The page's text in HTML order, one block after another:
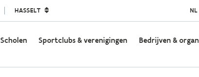
HASSELT NL
Scholen Sportclubs & verenigingen Bedrijven &